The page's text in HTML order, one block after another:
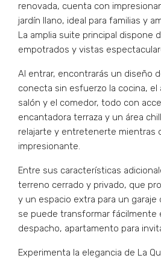
renovada, cuenta con
jardín llano, ideal para familias y
La amplia suite principal dispone
empotrados y vistas
Al entrar, encontrarás un diseño
conecta sin esfuerzo la cocina, el
salón y el comedor, todo con
encantadora terraza y un área
relajarte y entretenerte mientras
impresionante.
Entre sus características
terreno cerrado y privado, que
y un espacio extra para un
se puede transformar fácilmente
despacho, apartamento para
Experimenta la elegancia de La